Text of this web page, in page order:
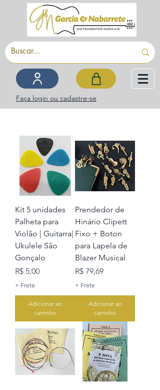
Faça login ou cadastre-se
Kit 5 unidades
Palheta para
Violão | Guitarra|
Ukulele São
Gonçalo
Preço
R$ 5,00
+ Frete
Adicionar ao
carrinho
Prendedor de
Hinário Clipett
Fixo + Boton
para Lapela de
Blazer Musical
Preço
R$ 79,69
+ Frete
Adicionar ao
carrinho